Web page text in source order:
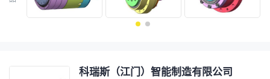
科瑞斯（江门）智能制造有限公司